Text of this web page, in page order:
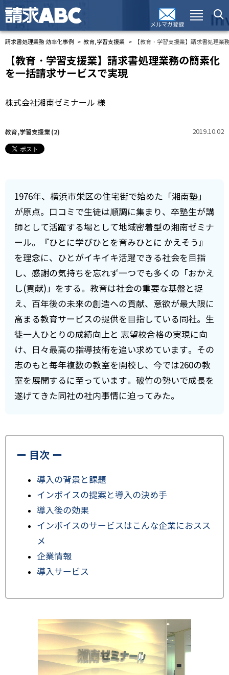
メルマガ登録
請求書処理業務 効率化事例 教育,学習支援業 【教育・学習支援業】請求書処理
【教育・学習支援業】請求書処理業務の簡素化
を一括請求サービスで実現
株式会社湘南ゼミナール 様
教育,学習支援業 (2) 2019.10.02
1976年、横浜市栄区の住宅街で始めた「湘南塾」
が原点。口コミで生徒は順調に集まり、卒塾生が講
師として活躍する場として地域密着型の湘南ゼミナ
ール。『ひとに学びひとを育みひとに かえそう』
を理念に、ひとがイキイキ活躍できる社会を目指
し、感謝の気持ちを忘れず一つでも多くの「おかえ
し(貢献)」をする。教育は社会の重要な基盤と捉
え、百年後の未来の創造への貢献、意欲が最大限に
高まる教育サービスの提供を目指している同社。生
徒一人ひとりの成績向上と 志望校合格の実現に向
け、日々最高の指導技術を追い求めています。その
志のもと毎年複数の教室を開校し、今では260の教
室を展開するに至っています。破竹の勢いで成長を
遂げてきた同社の社内事情に迫ってみた。
ー 目次 ー
導入の背景と課題
インボイスの提案と導入の決め手
導入後の効果
インボイスのサービスはこんな企業におスス
メ
企業情報
導入サービス